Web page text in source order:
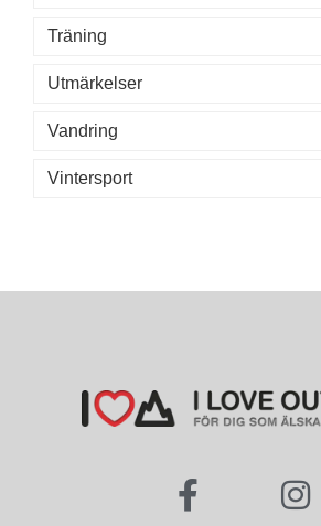
Träning
Utmärkelser
Vandring
Vintersport